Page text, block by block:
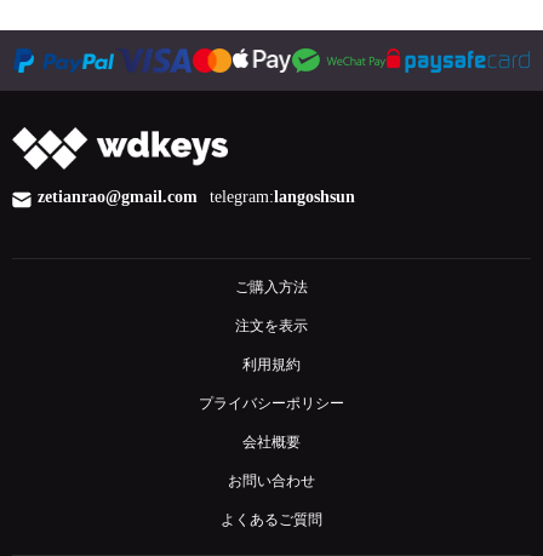
zetianrao@gmail.com telegram:langoshsun
ご購入方法
注文を表示
利用規約
プライバシーポリシー
会社概要
お問い合わせ
よくあるご質問